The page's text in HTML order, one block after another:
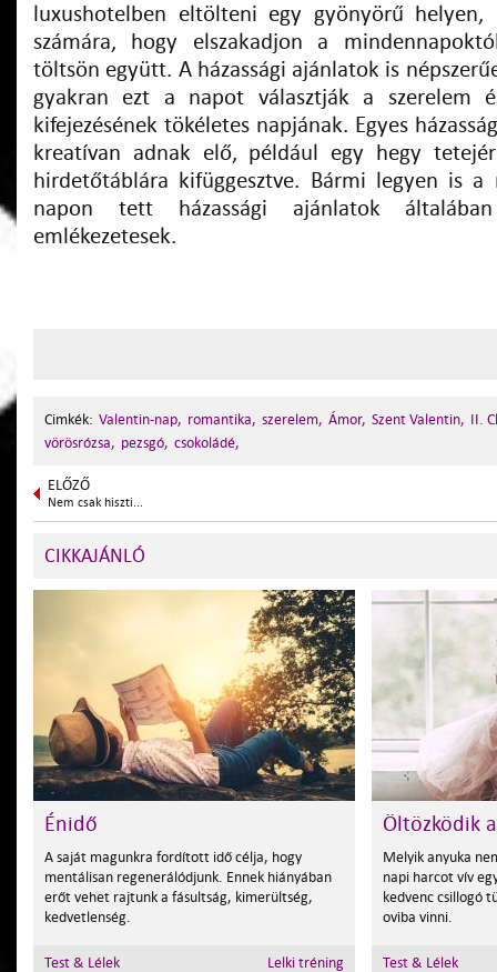
luxushotelben eltölteni egy gyönyörű
számára, hogy elszakadjon a
töltsön együtt. A házassági ajánlatok is
gyakran ezt a napot választják a szerelem
kifejezésének tökéletes napjának. Egyes
kreatívan adnak elő, például egy hegy
hirdetőtáblára kifüggesztve. Bármi legyen is a
napon tett házassági ajánlatok
emlékezetesek.
Cimkék: Valentin-nap, romantika, szerelem, Ámor, Szent Valentin, II.
vörösrózsa, pezsgó, csokoládé,
ELŐZŐ
Nem csak hiszti...
CIKKAJÁNLÓ
Énidő
A saját magunkra fordított idő célja, hogy
mentálisan regenerálódjunk. Ennek hiányában
erőt vehet rajtunk a fásultság, kimerültség,
kedvetlenség.
Test & Lélek Lelki tréning
Öltözködik
Melyik anyuka
napi harcot vív
kedvenc csillogó
oviba vinni.
Test & Lélek